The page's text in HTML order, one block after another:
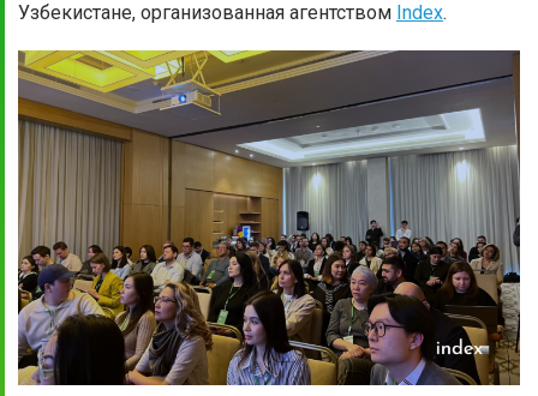
Узбекистане, организованная агентством Index.